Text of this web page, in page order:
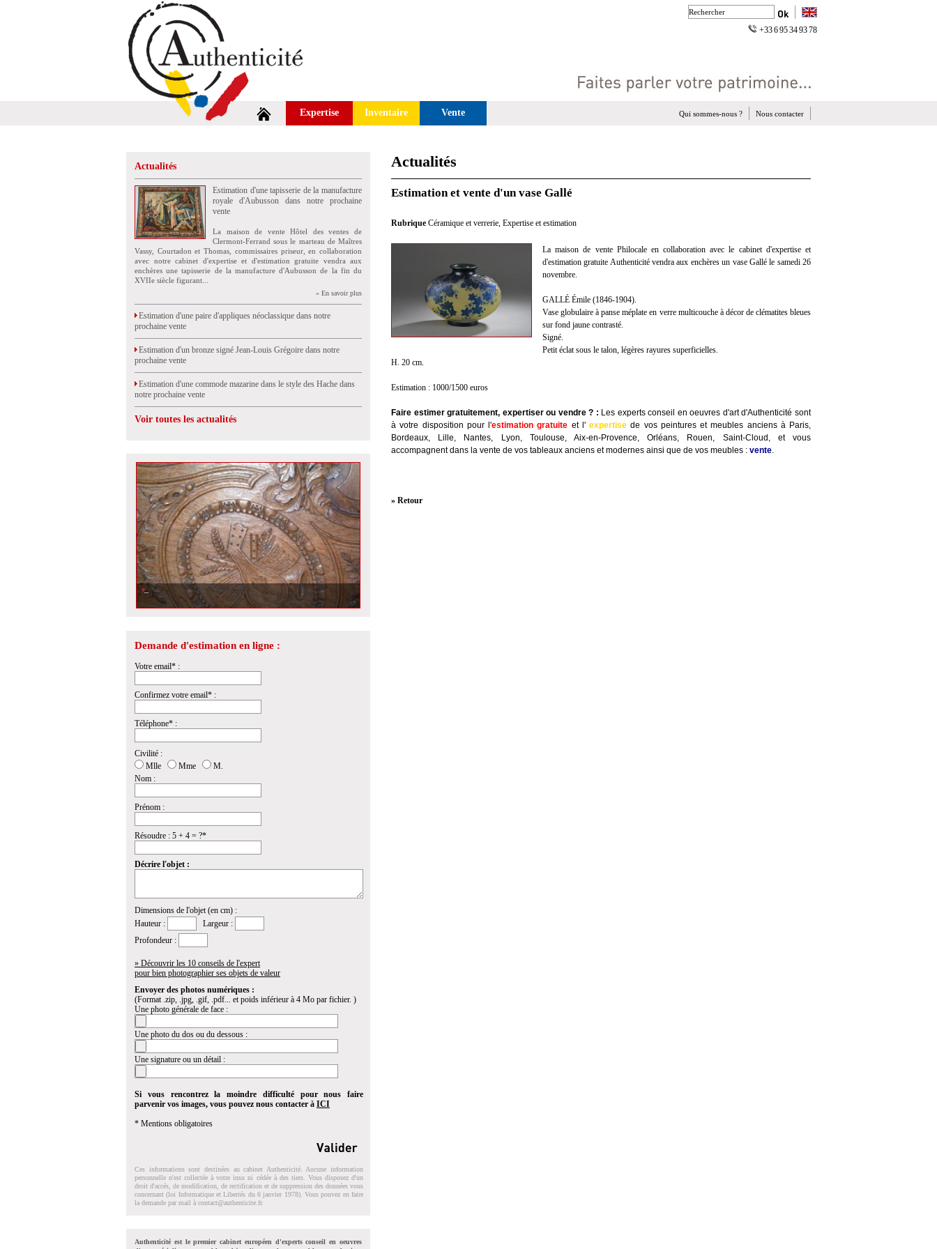
+33 6 95 34 93 78
Expertise Inventaire Vente Nous contacter
Qui sommes-nous ?
Actualités
Estimation d'une tapisserie de la manufacture
royale d'Aubusson dans notre prochaine
vente
La maison de vente Hôtel des ventes de
Clermont-Ferrand sous le marteau de Maîtres
Vassy, Courtadon et Thomas, commissaires priseur, en collaboration
avec notre cabinet d'expertise et d'estimation gratuite vendra aux
enchères une tapisserie de la manufacture d'Aubusson de la fin du
XVIIe siècle figurant...
» En savoir plus
Estimation d'une paire d'appliques néoclassique dans notre
prochaine vente
Estimation d'un bronze signé Jean-Louis Grégoire dans notre
prochaine vente
Estimation d'une commode mazarine dans le style des Hache dans
notre prochaine vente
Voir toutes les actualités
Demande d'estimation en ligne :
Votre email* :
Confirmez votre email* :
Téléphone* :
Civilité :
Mlle
Mme
M.
Nom :
Prénom :
Résoudre : 5 + 4 = ?*
Décrire l'objet :
Dimensions de l'objet (en cm) :
Hauteur :
Largeur :
Profondeur :
» Découvrir les 10 conseils de l'expert
pour bien photographier ses objets de valeur
Envoyer des photos numériques :
(Format .zip, .jpg, .gif, .pdf... et poids inférieur à 4 Mo par fichier. )
Une photo générale de face :
Une photo du dos ou du dessous :
Une signature ou un détail :
Si vous rencontrez la moindre difficulté pour nous faire
parvenir vos images, vous pouvez nous contacter à ICI
* Mentions obligatoires
Ces informations sont destinées au cabinet Authenticité. Aucune information
personnelle n'est collectée à votre insu ni cédée à des tiers. Vous disposez d'un
droit d'accés, de modification, de rectification et de suppression des données vous
concernant (loi Informatique et Libertés du 6 janvier 1978). Vous pouvez en faire
la demande par mail à contact@authenticite.fr.
Authenticité est le premier cabinet européen d'experts conseil en oeuvres
Actualités
Estimation et vente d'un vase Gallé
Rubrique Céramique et verrerie, Expertise et estimation
La maison de vente Philocale en collaboration avec le cabinet d'expertise et
d'estimation gratuite Authenticité vendra aux enchères un vase Gallé le samedi 26
novembre.
GALLÉ Émile (1846-1904).
Vase globulaire à panse méplate en verre multicouche à décor de clématites bleues
sur fond jaune contrasté.
Signé.
Petit éclat sous le talon, légères rayures superficielles.
H. 20 cm.
Estimation : 1000/1500 euros
Faire estimer gratuitement, expertiser ou vendre ? : Les experts conseil en oeuvres d'art d'Authenticité sont
à votre disposition pour l'estimation gratuite et l'expertise de vos peintures et meubles anciens à Paris,
Bordeaux, Lille, Nantes, Lyon, Toulouse, Aix-en-Provence, Orléans, Rouen, Saint-Cloud, et vous
accompagnent dans la vente de vos tableaux anciens et modernes ainsi que de vos meubles : vente.
» Retour